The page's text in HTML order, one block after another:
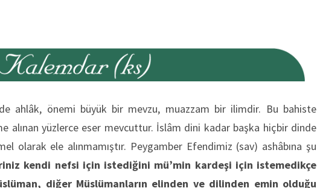
ahlâk, önemi büyük bir mevzu, muazzam bir ilimdir. Bu bahiste
alınan yüzlerce eser mevcuttur. İslâm dini kadar başka hiçbir dinde
olarak ele alınmamıştır. Peygamber Efendimiz (sav) ashâbına şu
kendi nefsi için istediğini mü’min kardeşi için istemedikçe
diğer Müslümanların elinden ve dilinden emin olduğu